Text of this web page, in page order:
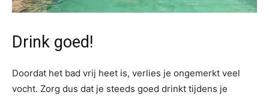
Drink goed!
Doordat het bad vrij heet is, verlies je ongemerkt veel
vocht. Zorg dus dat je steeds goed drinkt tijdens je